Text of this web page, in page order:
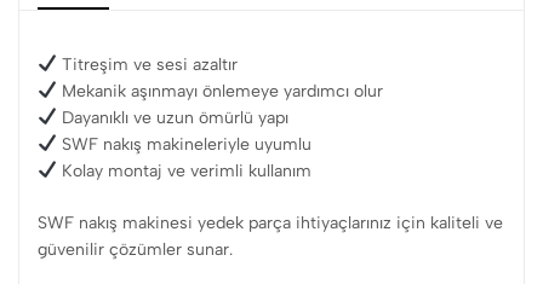
Titreşim ve sesi azaltır
Mekanik aşınmayı önlemeye yardımcı olur
Dayanıklı ve uzun ömürlü yapı
SWF nakış makineleriyle uyumlu
Kolay montaj ve verimli kullanım
SWF nakış makinesi yedek parça ihtiyaçlarınız için kaliteli ve
güvenilir çözümler sunar.